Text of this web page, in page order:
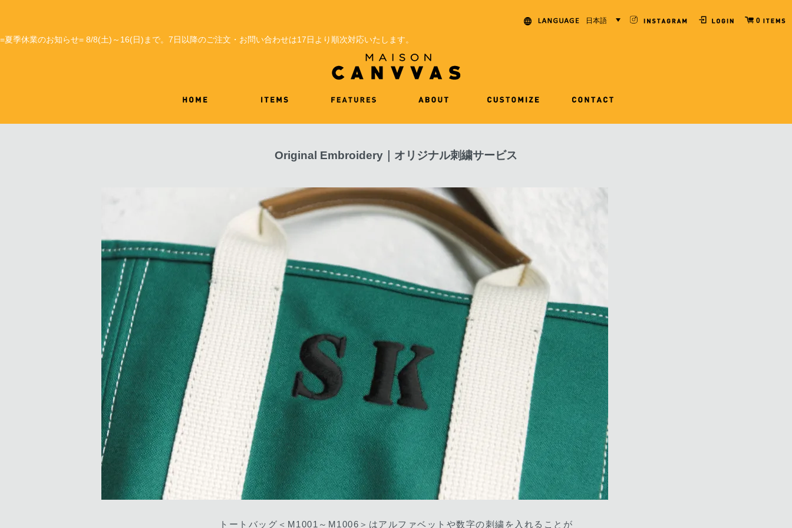
0
日本語
=夏季休業のお知らせ= 8/8(土)～16(日)まで。7日以降のご注文・お問い合わせは17日より順次対応いたします。
Original Embroidery｜オリジナル刺繍サービス
トートバッグ＜M1001～M1006＞はアルファベットや数字の刺繍を入れることが